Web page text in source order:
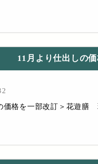
11月より仕出しの
の価格を一部改訂＞